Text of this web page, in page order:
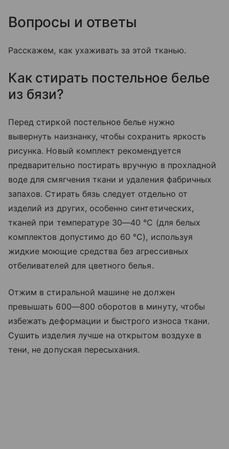
Вопросы и ответы
Расскажем, как ухаживать за этой тканью.
Как стирать постельное белье
из бязи?
Перед стиркой постельное белье нужно
вывернуть наизнанку, чтобы сохранить яркость
рисунка. Новый комплект рекомендуется
предварительно постирать вручную в прохладной
воде для смягчения ткани и удаления фабричных
запахов. Стирать бязь следует отдельно от
изделий из других, особенно синтетических,
тканей при температуре 30—40 °C (для белых
комплектов допустимо до 60 °C), используя
жидкие моющие средства без агрессивных
отбеливателей для цветного белья.
Отжим в стиральной машине не должен
превышать 600—800 оборотов в минуту, чтобы
избежать деформации и быстрого износа ткани.
Сушить изделия лучше на открытом воздухе в
тени, не допуская пересыхания.